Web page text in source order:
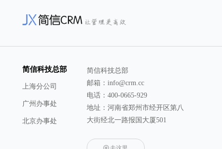
简信科技总部
上海分公司
广州办事处
北京办事处
简信科技总部
邮箱：info@crm.cc
电话：400-0665-929
地址：河南省郑州市经开区第八
大街经北一路报国大厦501